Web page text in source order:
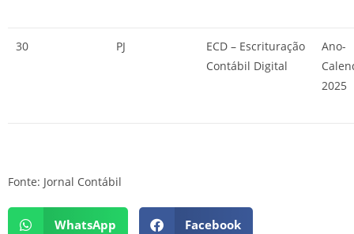
30 PJ
ECD – Escrituração
Contábil Digital
Ano-
2025
Fonte: Jornal Contábil
WhatsApp Facebook